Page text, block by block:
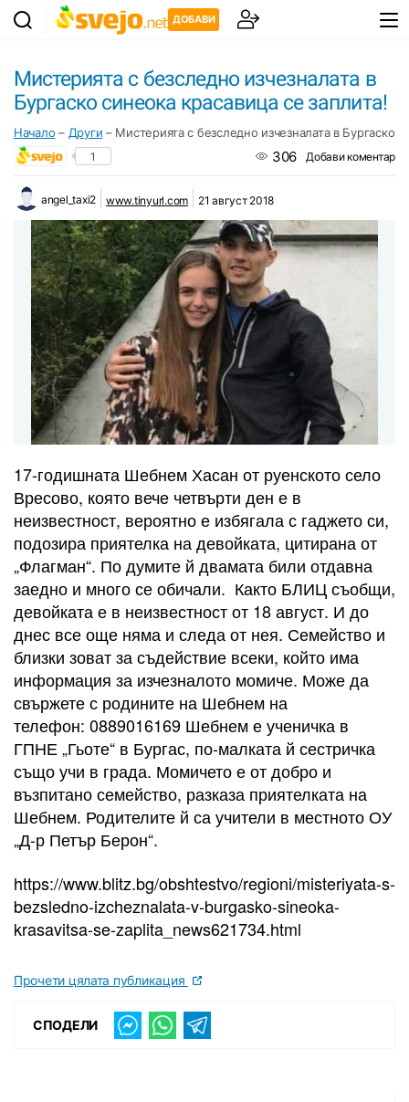
ДОБАВИ
Мистерията с безследно изчезналата в
Бургаско синеока красавица се заплита!
Начало – Други – Мистерията с безследно изчезналата в Бургаско
1 306 Добави коментар
angel_taxi2 www.tinyurl.com 21 август 2018
17-годишната Шебнем Хасан от руенското село
Вресово, която вече четвърти ден е в
неизвестност, вероятно е избягала с гаджето си,
подозира приятелка на девойката, цитирана от
„Флагман“. По думите й двамата били отдавна
заедно и много се обичали. Както БЛИЦ съобщи,
девойката е в неизвестност от 18 август. И до
днес все още няма и следа от нея. Семейство и
близки зоват за съдействие всеки, който има
информация за изчезналото момиче. Може да
свържете с родините на Шебнем на
телефон: 0889016169 Шебнем е ученичка в
ГПНЕ „Гьоте“ в Бургас, по-малката й сестричка
също учи в града. Момичето е от добро и
възпитано семейство, разказа приятелката на
Шебнем. Родителите й са учители в местното ОУ
„Д-р Петър Берон“.
https://www.blitz.bg/obshtestvo/regioni/misteriyata-s-
bezsledno-izcheznalata-v-burgasko-sineoka-
krasavitsa-se-zaplita_news621734.html
Прочети цялата публикация
СПОДЕЛИ